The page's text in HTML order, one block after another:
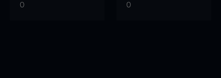
0 0